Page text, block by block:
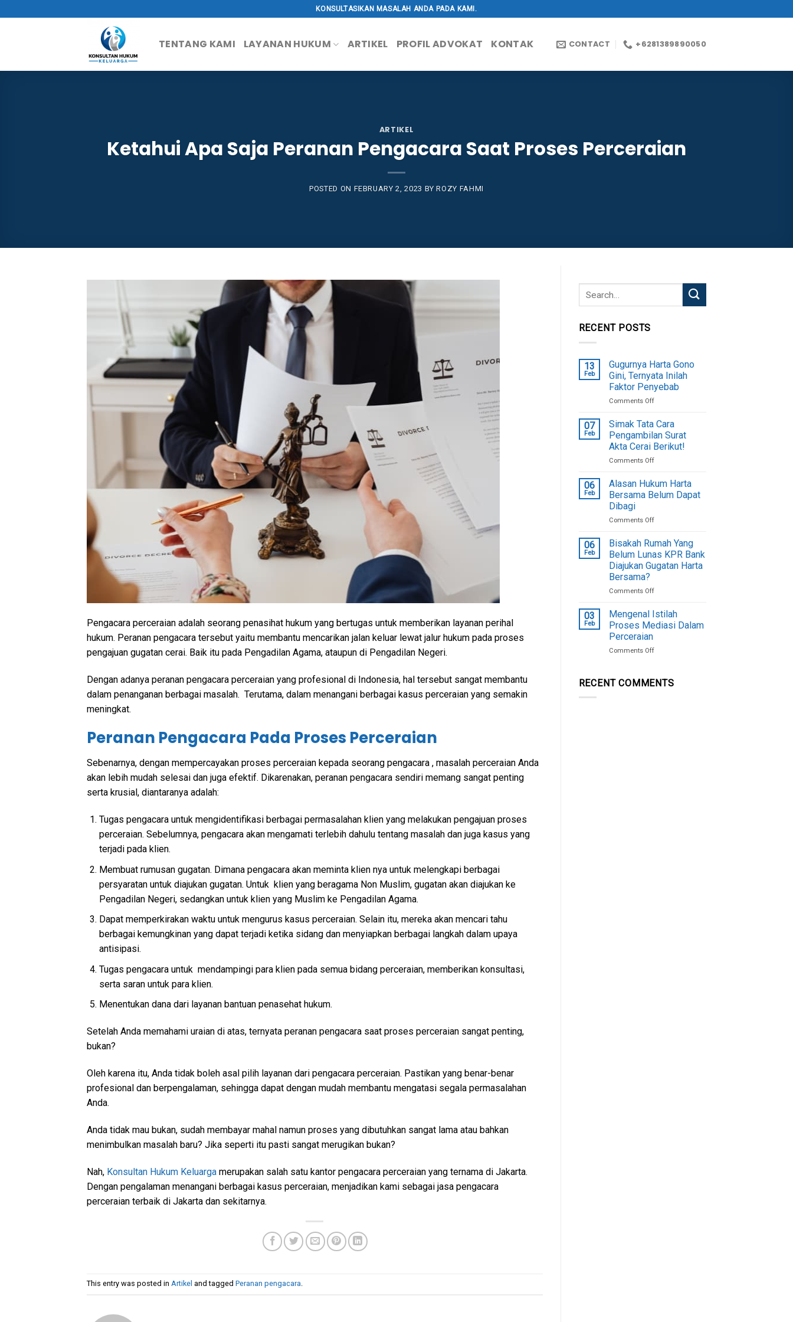
to
KONSULTASIKAN MASALAH ANDA PADA KAMI.
TENTANG KAMI LAYANAN HUKUM ARTIKEL PROFIL ADVOKAT KONTAK CONTACT +6281389890050
ARTIKEL
Ketahui Apa Saja Peranan Pengacara Saat Proses Perceraian
POSTED ON FEBRUARY 2, 2023 BYROZY FAHMI
Pengacara perceraian adalah seorang penasihat hukum yang bertugas untuk memberikan layanan perihal
hukum. Peranan pengacara tersebut yaitu membantu mencarikan jalan keluar lewat jalur hukum pada proses
pengajuan gugatan cerai. Baik itu pada Pengadilan Agama, ataupun di Pengadilan Negeri.
Dengan adanya peranan pengacara perceraian yang profesional di Indonesia, hal tersebut sangat membantu
dalam penanganan berbagai masalah. Terutama, dalam menangani berbagai kasus perceraian yang semakin
meningkat.
Peranan Pengacara Pada Proses Perceraian
Sebenarnya, dengan mempercayakan proses perceraian kepada seorang pengacara , masalah perceraian Anda
akan lebih mudah selesai dan juga efektif. Dikarenakan, peranan pengacara sendiri memang sangat penting
serta krusial, diantaranya adalah:
Tugas pengacara untuk mengidentifikasi berbagai permasalahan klien yang melakukan pengajuan proses
perceraian. Sebelumnya, pengacara akan mengamati terlebih dahulu tentang masalah dan juga kasus yang
terjadi pada klien.
Membuat rumusan gugatan. Dimana pengacara akan meminta klien nya untuk melengkapi berbagai
persyaratan untuk diajukan gugatan. Untuk klien yang beragama Non Muslim, gugatan akan diajukan ke
Pengadilan Negeri, sedangkan untuk klien yang Muslim ke Pengadilan Agama.
Dapat memperkirakan waktu untuk mengurus kasus perceraian. Selain itu, mereka akan mencari tahu
berbagai kemungkinan yang dapat terjadi ketika sidang dan menyiapkan berbagai langkah dalam upaya
antisipasi.
Tugas pengacara untuk mendampingi para klien pada semua bidang perceraian, memberikan konsultasi,
serta saran untuk para klien.
Menentukan dana dari layanan bantuan penasehat hukum.
Setelah Anda memahami uraian di atas, ternyata peranan pengacara saat proses perceraian sangat penting,
bukan?
Oleh karena itu, Anda tidak boleh asal pilih layanan dari pengacara perceraian. Pastikan yang benar-benar
profesional dan berpengalaman, sehingga dapat dengan mudah membantu mengatasi segala permasalahan
Anda.
Anda tidak mau bukan, sudah membayar mahal namun proses yang dibutuhkan sangat lama atau bahkan
menimbulkan masalah baru? Jika seperti itu pasti sangat merugikan bukan?
Nah, Konsultan Hukum Keluarga merupakan salah satu kantor pengacara perceraian yang ternama di Jakarta.
Dengan pengalaman menangani berbagai kasus perceraian, menjadikan kami sebagai jasa pengacara
perceraian terbaik di Jakarta dan sekitarnya.
This entry was posted in Artikel and tagged Peranan pengacara
RECENT POSTS
13
Feb
Gugurnya Harta Gono
Gini, Ternyata Inilah
Faktor Penyebab
Comments Offon
Harta
Gono
Gini,
Ternyata
Inilah
Penyebab
07
Feb
Simak Tata Cara
Pengambilan Surat
Akta Cerai Berikut!
Comments Offon
Cara
Pengambilan
Akta
Berikut!
06
Feb
Alasan Hukum Harta
Bersama Belum Dapat
Dibagi
Comments Offon
Hukum
Harta
Bersama
Belum
Dibagi
06
Feb
Bisakah Rumah Yang
Belum Lunas KPR Bank
Diajukan Gugatan Harta
Bersama?
Comments Offon
Rumah
Yang
Belum
KPR
Gugatan
03
Feb
Mengenal Istilah
Proses Mediasi Dalam
Perceraian
Comments Offon
Proses
RECENT COMMENTS